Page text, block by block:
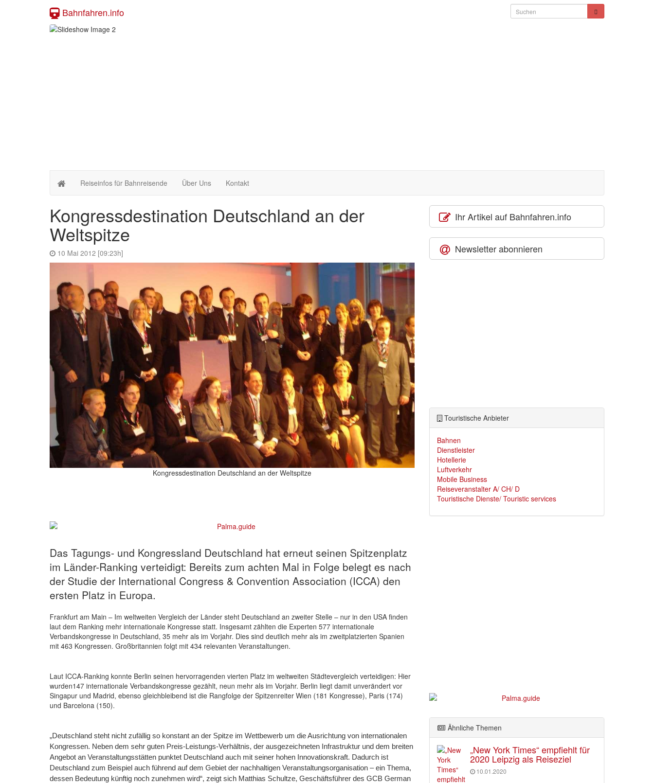
Bahnfahren.info
Reiseinfos für Bahnreisende Über Uns Kontakt
Kongressdestination Deutschland an der
Weltspitze
10 Mai 2012 [09:23h]
Kongressdestination Deutschland an der Weltspitze
Das Tagungs- und Kongressland Deutschland hat erneut seinen Spitzenplatz
im Länder-Ranking verteidigt: Bereits zum achten Mal in Folge belegt es nach
der Studie der International Congress & Convention Association (ICCA) den
ersten Platz in Europa.
Frankfurt am Main – Im weltweiten Vergleich der Länder steht Deutschland an zweiter Stelle – nur in den USA finden
laut dem Ranking mehr internationale Kongresse statt. Insgesamt zählten die Experten 577 internationale
Verbandskongresse in Deutschland, 35 mehr als im Vorjahr. Dies sind deutlich mehr als im zweitplatzierten Spanien
mit 463 Kongressen. Großbritannien folgt mit 434 relevanten Veranstaltungen.
Laut ICCA-Ranking konnte Berlin seinen hervorragenden vierten Platz im weltweiten Städtevergleich verteidigen: Hier
wurden147 internationale Verbandskongresse gezählt, neun mehr als im Vorjahr. Berlin liegt damit unverändert vor
Singapur und Madrid, ebenso gleichbleibend ist die Rangfolge der Spitzenreiter Wien (181 Kongresse), Paris (174)
und Barcelona (150).
„Deutschland steht nicht zufällig so konstant an der Spitze im Wettbewerb um die Ausrichtung von internationalen
Kongressen. Neben dem sehr guten Preis-Leistungs-Verhältnis, der ausgezeichneten Infrastruktur und dem breiten
Angebot an Veranstaltungsstätten punktet Deutschland auch mit seiner hohen Innovationskraft. Dadurch ist
Deutschland zum Beispiel auch führend auf dem Gebiet der nachhaltigen Veranstaltungsorganisation – ein Thema,
dessen Bedeutung künftig noch zunehmen wird“, zeigt sich Matthias Schultze, Geschäftsführer des GCB German
Ihr Artikel auf Bahnfahren.info
Newsletter abonnieren
Touristische Anbieter
Bahnen
Dienstleister
Hotellerie
Luftverkehr
Mobile Business
Reiseveranstalter A/ CH/ D
Touristische Dienste/ Touristic services
Ähnliche Themen
„New York Times“ empfiehlt für
2020 Leipzig als Reiseziel
10.01.2020